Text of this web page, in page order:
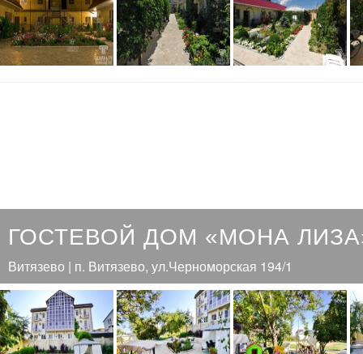
ГОСТЕВОЙ ДОМ «МОНА
Витязево | п. Витязево, ул.Черноморская 194/1